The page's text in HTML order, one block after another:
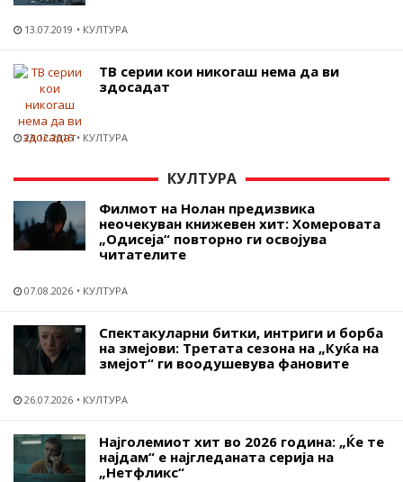
13.07.2019 КУЛТУРА
ТВ серии кои никогаш нема да ви
здосадат
23.12.2015 КУЛТУРА
КУЛТУРА
Филмот на Нолан предизвика
неочекуван книжевен хит: Хомеровата
„Одисеја“ повторно ги освојува
читателите
07.08.2026 КУЛТУРА
Спектакуларни битки, интриги и борба
на змејови: Третата сезона на „Куќа на
змејот“ ги воодушевува фановите
26.07.2026 КУЛТУРА
Најголемиот хит во 2026 година: „Ќе те
најдам“ е најгледаната серија на
„Нетфликс“